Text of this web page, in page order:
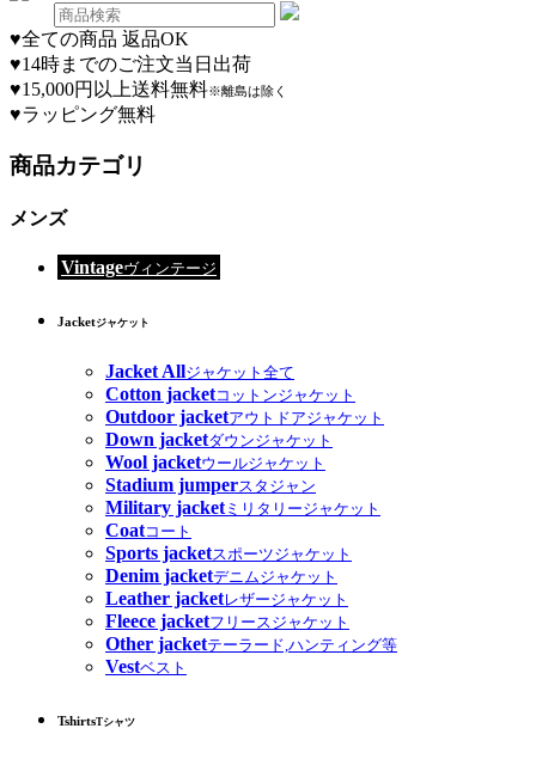
♥全ての商品 返品OK
♥14時までのご注文当日出荷
♥15,000円以上送料無料※離島は除く
♥ラッピング無料
商品カテゴリ
メンズ
Vintageヴィンテージ
Jacketジャケット
Jacket Allジャケット全て
Cotton jacketコットンジャケット
Outdoor jacketアウトドアジャケット
Down jacketダウンジャケット
Wool jacketウールジャケット
Stadium jumperスタジャン
Military jacketミリタリージャケット
Coatコート
Sports jacketスポーツジャケット
Denim jacketデニムジャケット
Leather jacketレザージャケット
Fleece jacketフリースジャケット
Other jacketテーラード,ハンティング等
Vestベスト
TshirtsTシャツ